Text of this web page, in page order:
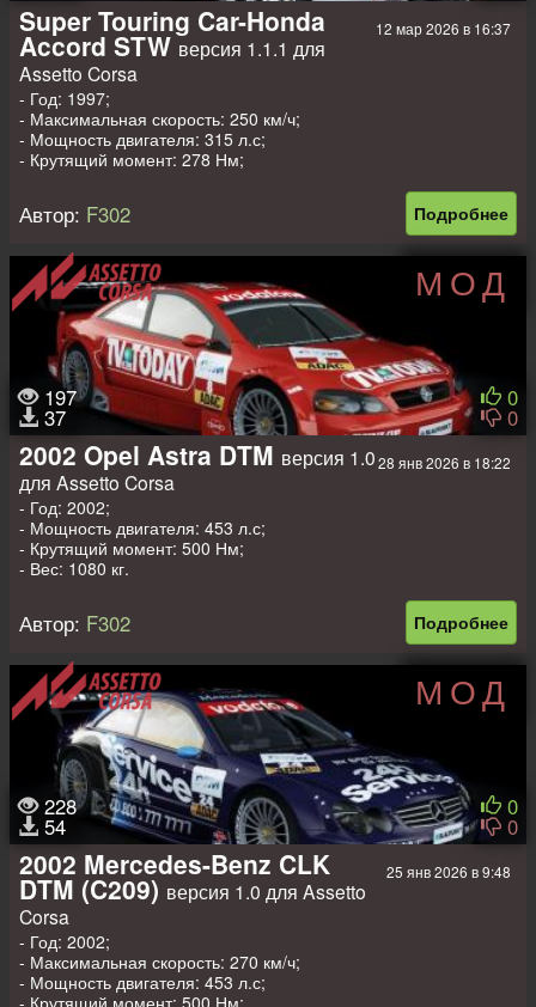
12 мар 2026 в 16:37
Super Touring Car-Honda
Accord STW версия 1.1.1 для
Assetto Corsa
- Год: 1997;
- Максимальная скорость: 250 км/ч;
- Мощность двигателя: 315 л.с;
- Крутящий момент: 278 Нм;
Подробнее
Автор: F302
МОД
197
37
0
0
28 янв 2026 в 18:22
2002 Opel Astra DTM версия 1.0
для Assetto Corsa
- Год: 2002;
- Мощность двигателя: 453 л.с;
- Крутящий момент: 500 Нм;
- Вес: 1080 кг.
Подробнее
Автор: F302
МОД
228
54
0
0
25 янв 2026 в 9:48
2002 Mercedes-Benz CLK
DTM (C209) версия 1.0 для Assetto
Corsa
- Год: 2002;
- Максимальная скорость: 270 км/ч;
- Мощность двигателя: 453 л.с;